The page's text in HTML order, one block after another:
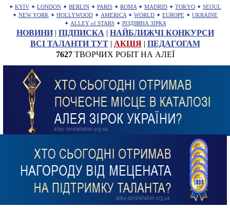
✦ KYIV ✦ LONDON ✦ BERLIN ✦ PARIS ✦ ROMA ✦ MADRID ✦ TOKYO ✦ SEOUL
✦ NEW YORK ✦ HOLLYWOOD ✦ AMERICA ✦ WORLD ✦ EUROPE ✦ UKRAINE
✦ ALLEY of STARS ✦ РІЗДВЯНА ЗІРКА
НОВИНИ| ПІДПИСКА | НАЙБЛИЖЧІ КОНКУРСИ
ВСІ ТАЛАНТИ ТУТ| АКЦІЯ| ПЕДАГОГАМ
7627ТВОРЧИХ РОБІТ НА АЛЕЇ